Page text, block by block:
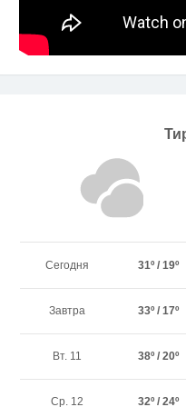
Сегодня 31º / 19º
Завтра 33º / 17º
Вт. 11 38º / 20º
Ср. 12 32º / 24º